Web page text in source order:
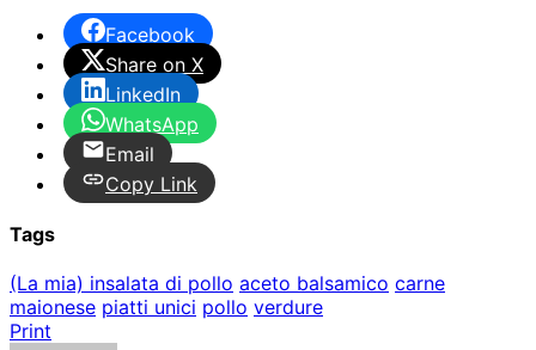
Facebook
Share on X
LinkedIn
WhatsApp
Email
Copy Link
Tags
(La mia) insalata di pollo aceto balsamico carne
maionese piatti unici pollo verdure
Print